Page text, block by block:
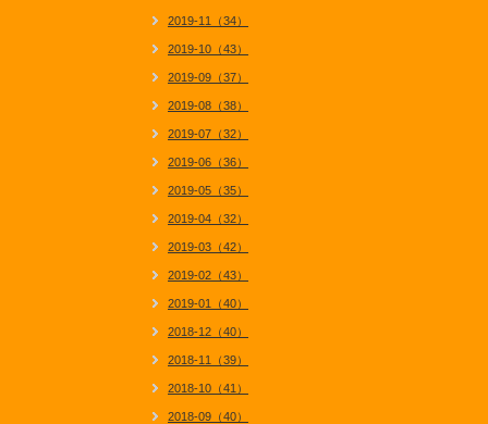
2019-11（34）
2019-10（43）
2019-09（37）
2019-08（38）
2019-07（32）
2019-06（36）
2019-05（35）
2019-04（32）
2019-03（42）
2019-02（43）
2019-01（40）
2018-12（40）
2018-11（39）
2018-10（41）
2018-09（40）